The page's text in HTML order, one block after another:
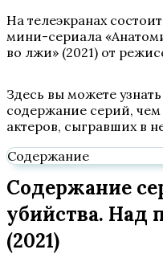
На телеэкранах
мини-сериала
во лжи» (2021) от
Здесь вы можете
содержание серий, чем
актеров, сыгравших в
Содержание
Содержание
убийства. Над
(2021)